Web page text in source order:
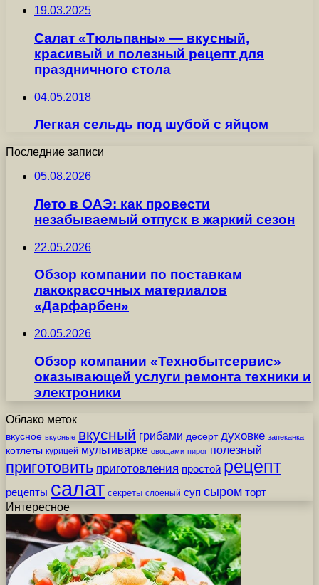
19.03.2025
Салат «Тюльпаны» — вкусный,
красивый и полезный рецепт для
праздничного стола
04.05.2018
Легкая сельдь под шубой с яйцом
Последние записи
05.08.2026
Лето в ОАЭ: как провести
незабываемый отпуск в жаркий сезон
22.05.2026
Обзор компании по поставкам
лакокрасочных материалов
«Дарфарбен»
20.05.2026
Обзор компании «Технобытсервис»
оказывающей услуги ремонта техники и
электроники
Облако меток
вкусное вкусные вкусный грибами десерт духовке запеканка
котлеты курицей мультиварке овощами пирог полезный
приготовить приготовления простой рецепт
рецепты салат секреты слоеный суп сыром торт
Интересное